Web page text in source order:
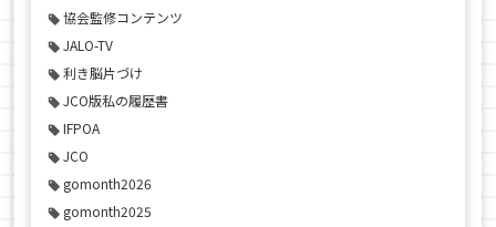
協会監修コンテンツ
JALO-TV
利き脳片づけ
JCO版私の履歴書
IFPOA
JCO
gomonth2026
gomonth2025